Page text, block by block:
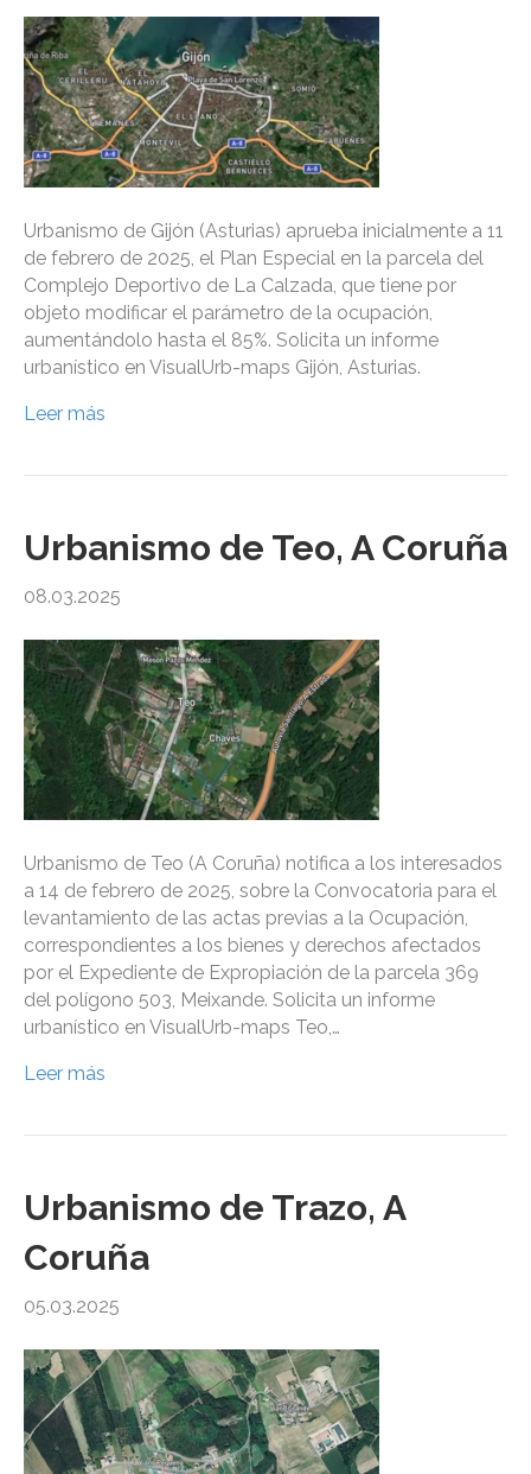
Urbanismo de Gijón (Asturias) aprueba inicialmente a 11
de febrero de 2025, el Plan Especial en la parcela del
Complejo Deportivo de La Calzada, que tiene por
objeto modificar el parámetro de la ocupación,
aumentándolo hasta el 85%. Solicita un informe
urbanístico en VisualUrb-maps Gijón, Asturias.
Leer más
Urbanismo de Teo, A Coruña
08.03.2025
Urbanismo de Teo (A Coruña) notifica a los interesados
a 14 de febrero de 2025, sobre la Convocatoria para el
levantamiento de las actas previas a la Ocupación,
correspondientes a los bienes y derechos afectados
por el Expediente de Expropiación de la parcela 369
del polígono 503, Meixande. Solicita un informe
urbanístico en VisualUrb-maps Teo,…
Leer más
Urbanismo de Trazo, A
Coruña
05.03.2025